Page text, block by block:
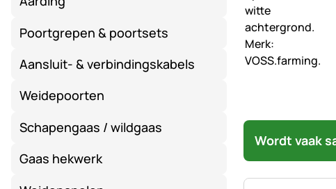
Poortgrepen & poortsets
Aansluit- & verbindingskabels
Weidepoorten
Schapengaas / wildgaas
Gaas hekwerk
Wordt vaak